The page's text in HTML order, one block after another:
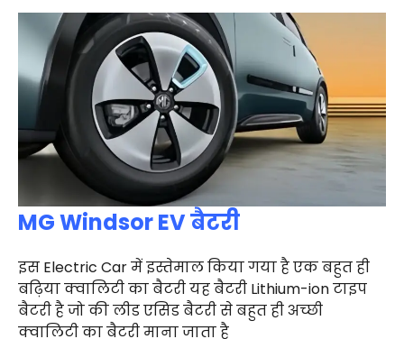
MG Windsor EV बैटरी
इस Electric Car में इस्तेमाल किया गया है एक बहुत ही
बढ़िया क्वालिटी का बैटरी यह बैटरी Lithium-ion टाइप
बैटरी है जो की लीड एसिड बैटरी से बहुत ही अच्छी
क्वालिटी का बैटरी माना जाता है